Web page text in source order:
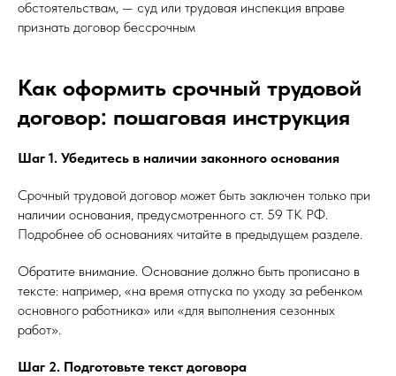
обстоятельствам, — суд или трудовая инспекция вправе
признать договор бессрочным
Как оформить срочный трудовой
договор: пошаговая инструкция
Шаг 1. Убедитесь в наличии законного основания
Срочный трудовой договор может быть заключен только при
наличии основания, предусмотренного ст. 59 ТК РФ.
Подробнее об основаниях читайте в предыдущем разделе.
Обратите внимание. Основание должно быть прописано в
тексте: например, «на время отпуска по уходу за ребенком
основного работника» или «для выполнения сезонных
работ».
Шаг 2. Подготовьте текст договора